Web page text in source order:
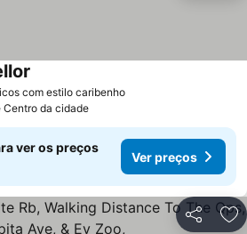
com estilo caribenhoVer preços
Centro da cidade
ver os preços
Ver preços
Partilhar